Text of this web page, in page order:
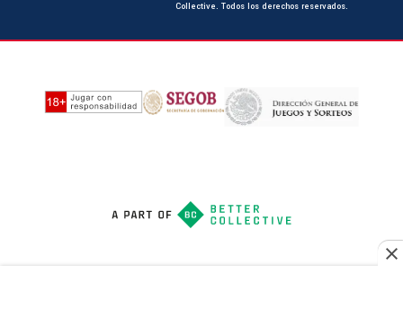
Collective. Todos los derechos reservados.